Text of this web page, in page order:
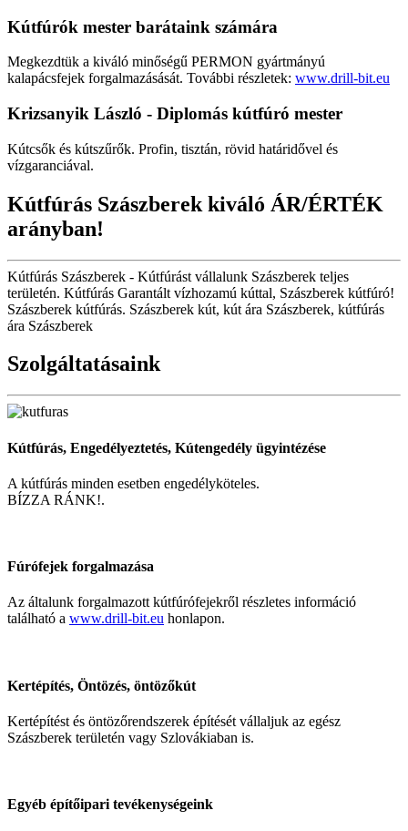
Kútfúrók mester barátaink számára
Megkezdtük a kiváló minőségű PERMON gyártmányú
kalapácsfejek forgalmazásását. További részletek: www.drill-bit.eu
Krizsanyik László - Diplomás kútfúró mester
Kútcsők és kútszűrők. Profin, tisztán, rövid határidővel és
vízgaranciával.
Kútfúrás Szászberek kiváló ÁR/ÉRTÉK
arányban!
Kútfúrás Szászberek - Kútfúrást vállalunk Szászberek teljes
területén. Kútfúrás Garantált vízhozamú kúttal, Szászberek kútfúró!
Szászberek kútfúrás. Szászberek kút, kút ára Szászberek, kútfúrás
ára Szászberek
Szolgáltatásaink
Kútfúrás, Engedélyeztetés, Kútengedély ügyintézése
A kútfúrás minden esetben engedélyköteles.
BÍZZA RÁNK!.
Fúrófejek forgalmazása
Az általunk forgalmazott kútfúrófejekről részletes információ
található a www.drill-bit.eu honlapon.
Kertépítés, Öntözés, öntözőkút
Kertépítést és öntözőrendszerek építését vállaljuk az egész
Szászberek területén vagy Szlovákiaban is.
Egyéb építőipari tevékenységeink